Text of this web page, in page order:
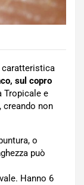
caratteristica
sul copro
Tropicale e
creando non
o
può
Hanno 6